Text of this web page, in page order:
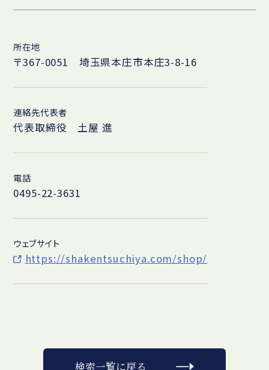
所在地
〒367-0051 埼玉県本庄市本庄3-8-16
連絡先代表者
代表取締役 土屋 進
電話
0495-22-3631
ウェブサイト
https://shakentsuchiya.com/shop/
検索一覧に戻る